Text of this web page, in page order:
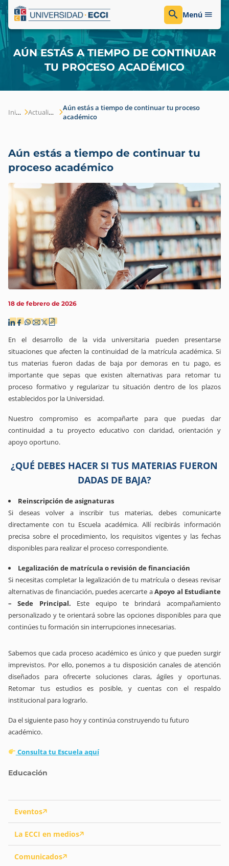
Menú
AÚN ESTÁS A TIEMPO DE CONTINUAR
TU PROCESO ACADÉMICO
Inicio Actualidad
Aún estás a tiempo de continuar tu proceso
académico
Eventos
La ECCI en medios
Comunicados
Aún estás a tiempo de continuar tu
proceso académico
18 de febrero de 2026
En el desarrollo de la vida universitaria pueden presentarse
situaciones que afecten la continuidad de la matrícula académica. Si
tus materias fueron dadas de baja por demoras en tu pago, es
importante que sepas que existen alternativas para retomar tu
proceso formativo y regularizar tu situación dentro de los plazos
establecidos por la Universidad.
Nuestro compromiso es acompañarte para que puedas dar
continuidad a tu proyecto educativo con claridad, orientación y
apoyo oportuno.
¿QUÉ DEBES HACER SI TUS MATERIAS FUERON
DADAS DE BAJA?
Reinscripción de asignaturas
Si deseas volver a inscribir tus materias, debes comunicarte
directamente con tu Escuela académica. Allí recibirás información
precisa sobre el procedimiento, los requisitos vigentes y las fechas
disponibles para realizar el proceso correspondiente.
Legalización de matrícula o revisión de financiación
Si necesitas completar la legalización de tu matrícula o deseas revisar
alternativas de financiación, puedes acercarte aApoyo al Estudiante
– Sede Principal. Este equipo te brindará acompañamiento
personalizado y te orientará sobre las opciones disponibles para que
continúes tu formación sin interrupciones innecesarias.
Sabemos que cada proceso académico es único y que pueden surgir
imprevistos. Por ello, ponemos a tu disposición canales de atención
diseñados para ofrecerte soluciones claras, ágiles y oportunas.
Retomar tus estudios es posible, y cuentas con el respaldo
institucional para lograrlo.
Da el siguiente paso hoy y continúa construyendo tu futuro
académico.
Consulta tu Escuela aquí
Educación